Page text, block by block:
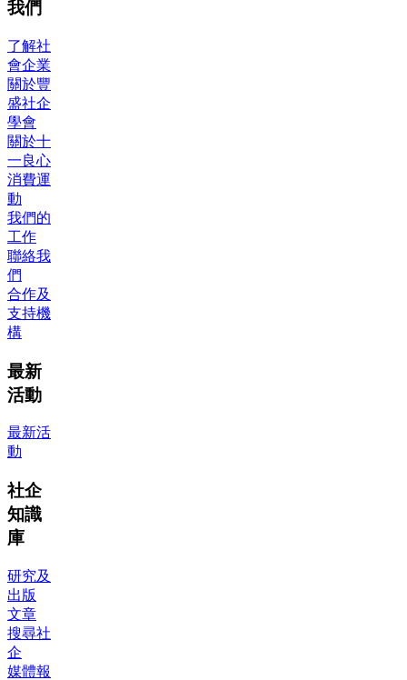
我們
了解社
會企業
關於豐
盛社企
學會
關於十
一良心
消費運
動
我們的
工作
聯絡我
們
合作及
支持機
構
最新
活動
最新活
動
社企
知識
庫
研究及
出版
文章
搜尋社
企
媒體報